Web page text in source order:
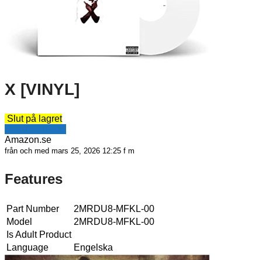
X [VINYL]
Slut på lagret
Amazon.se
från och med mars 25, 2026 12:25 f m
Features
Part Number
2MRDU8-MFKL-00
Model
2MRDU8-MFKL-00
Is Adult Product
Language
Engelska